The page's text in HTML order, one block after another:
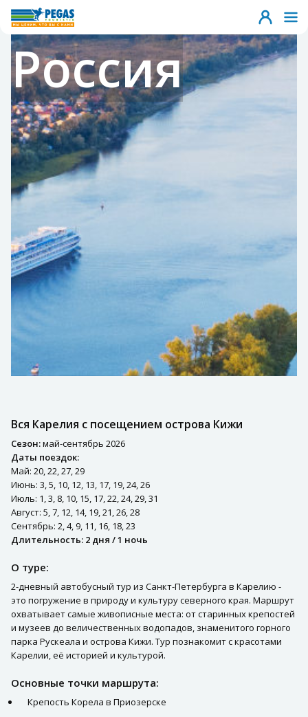
Россия
Вся Карелия с посещением острова Кижи
Сезон:май-сентябрь 2026
Даты поездок:
Май: 20, 22, 27, 29
Июнь: 3, 5, 10, 12, 13, 17, 19, 24, 26
Июль: 1, 3, 8, 10, 15, 17, 22, 24, 29, 31
Август: 5, 7, 12, 14, 19, 21, 26, 28
Сентябрь: 2, 4, 9, 11, 16, 18, 23
Длительность: 2 дня / 1 ночь
О туре:
2-дневный автобусный тур из Санкт-Петербурга в Карелию -
это погружение в природу и культуру северного края. Маршрут
охватывает самые живописные места: от старинных крепостей
и музеев до величественных водопадов, знаменитого горного
парка Рускеала и острова Кижи. Тур познакомит с красотами
Карелии, её историей и культурой.
Основные точки маршрута:
Крепость Корела в Приозерске